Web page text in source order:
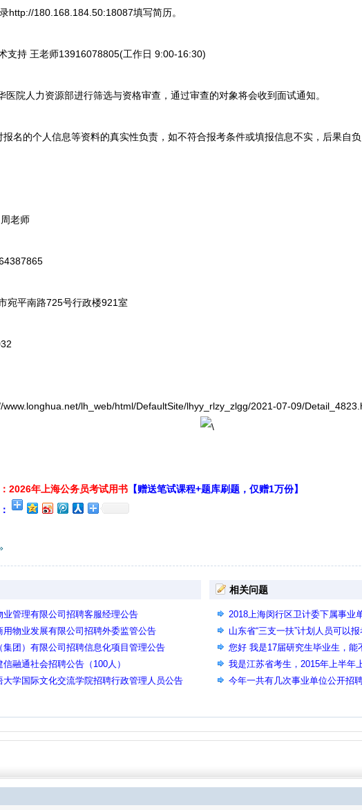
180.168.184.50:18087填写简历。
持 王老师13916078805(工作日 9:00-16:30)
人力资源部进行筛选与资格审查，通过审查的对象将会收到面试通知。
的个人信息等资料的真实性负责，如不符合报考条件或填报信息不实，后果自
老师
平南路725号行政楼921室
lh_web/html/DefaultSite/lhyy_rlzy_zlgg/2021-07-09/
2026年上海公务员考试用书 【赠送笔试课程+题库刷题，仅赠1万份】
业管理有限公司招聘客服经理公告
用物业发展有限公司招聘外委监管公告
集团）有限公司招聘信息化项目管理公告
融通社会招聘公告（100人）
大学国际文化交流学院招聘行政管理人员公告
相关问题
2018上海闵行区卫计委下属事业
山东省“三支一扶”计划人员可以
您好 我是17届研究生毕业生，能
位，还有我的学历是写研究生还
我是江苏省考生，2015年上半年
职位要求有计算机一级证书，我
今年一共有几次事业单位公开招